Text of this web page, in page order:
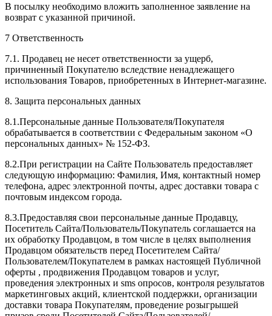
В посылку необходимо вложить заполненное заявление на
возврат с указанной причиной.
7 Ответственность
7.1. Продавец не несет ответственности за ущерб,
причиненный Покупателю вследствие ненадлежащего
использования Товаров, приобретенных в Интернет-магазине.
8. Защита персональных данных
8.1.Персональные данные Пользователя/Покупателя
обрабатывается в соответствии с Федеральным законом «О
персональных данных» № 152-ФЗ.
8.2.При регистрации на Сайте Пользователь предоставляет
следующую информацию: Фамилия, Имя, контактный номер
телефона, адрес электронной почты, адрес доставки товара с
почтовым индексом города.
8.3.Предоставляя свои персональные данные Продавцу,
Посетитель Сайта/Пользователь/Покупатель соглашается на
их обработку Продавцом, в том числе в целях выполнения
Продавцом обязательств перед Посетителем Сайта/
Пользователем/Покупателем в рамках настоящей Публичной
оферты , продвижения Продавцом товаров и услуг,
проведения электронных и sms опросов, контроля результатов
маркетинговых акций, клиентской поддержки, организации
доставки товара Покупателям, проведение розыгрышей